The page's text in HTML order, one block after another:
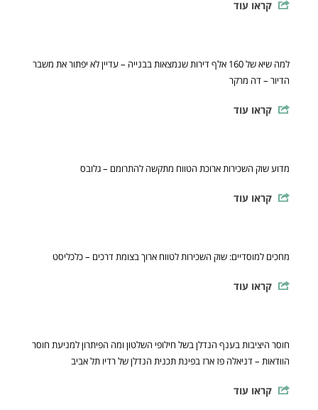
קראו עוד
למה שיא של 160 אלף דירות שנמצאות בבנייה – עדיין לא יפתור את משבר
הדיור – דה מרקר
קראו עוד
מדוע שוק השכירות ארוכת הטווח מתקשה להתרומם – גלובס
קראו עוד
מחכים למוסדיים: שוק השכירות לטווח ארוך בצומת דרכים – כלכליסט
קראו עוד
חוסר היציבות בענף הנדלן בשל חילופי השלטון ומה הפיתרון למניעת חוסר
הוודאות – דניאלה פז ארז בפינת תכנית הנדלן של רדיו תל אביב
קראו עוד